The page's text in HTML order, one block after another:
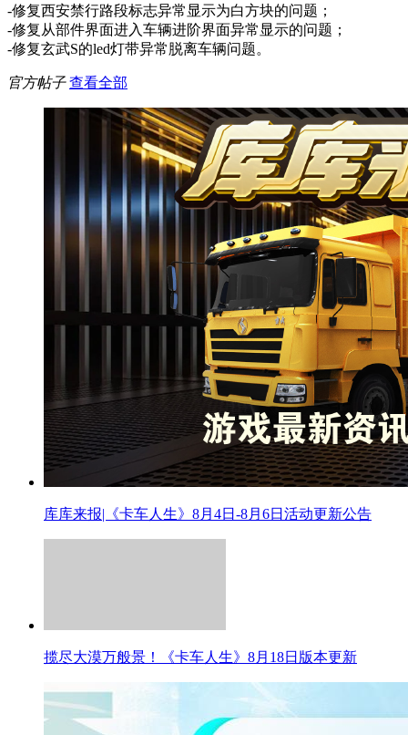
-修复西安禁行路段标志异常显示为白方块的问题；
-修复从部件界面进入车辆进阶界面异常显示的问题；
-修复玄武S的led灯带异常脱离车辆问题。
官方帖子 查看全部
库库来报|《卡车人生》8月4日-8月6日活动更新公告
揽尽大漠万般景！《卡车人生》​8月18日版本更新